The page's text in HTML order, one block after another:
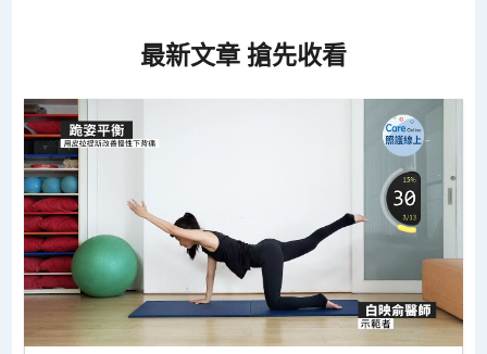
最新文章 搶先收看